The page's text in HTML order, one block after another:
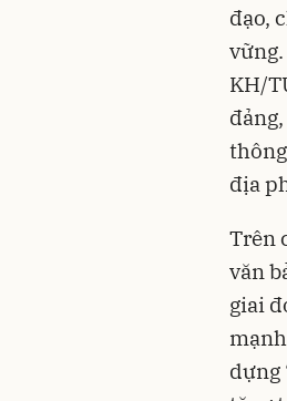
đạo,
KH/
địa
Trên
văn
giai
dựng